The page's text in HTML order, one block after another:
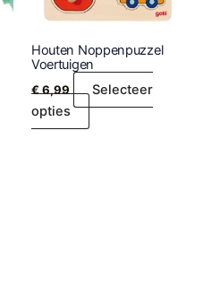
Houten Noppenpuzzel
Voertuigen
€6,99
Selecteer
opties